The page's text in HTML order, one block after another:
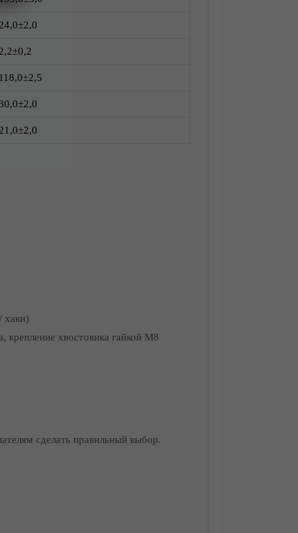
24,0±2,0
2,2±0,2
118,0±2,5
21,0±2,0
хаки)
крепление хвостовика гайкой М8
сделать правильный выбор.